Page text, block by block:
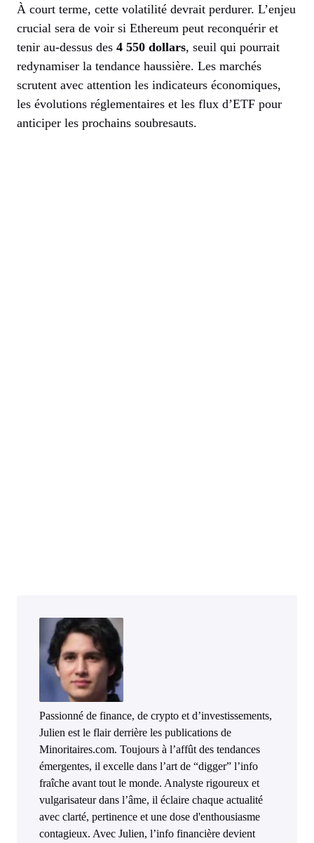
À court terme, cette volatilité devrait perdurer. L’enjeu
crucial sera de voir si Ethereum peut reconquérir et
tenir au-dessus des 4 550 dollars, seuil qui pourrait
redynamiser la tendance haussière. Les marchés
scrutent avec attention les indicateurs économiques,
les évolutions réglementaires et les flux d’ETF pour
anticiper les prochains soubresauts.
Passionné de finance, de crypto et d’investissements,
Julien est le flair derrière les publications de
Minoritaires.com. Toujours à l’affût des tendances
émergentes, il excelle dans l’art de “digger” l’info
fraîche avant tout le monde. Analyste rigoureux et
vulgarisateur dans l’âme, il éclaire chaque actualité
avec clarté, pertinence et une dose d'enthousiasme
contagieux. Avec Julien, l’info financière devient